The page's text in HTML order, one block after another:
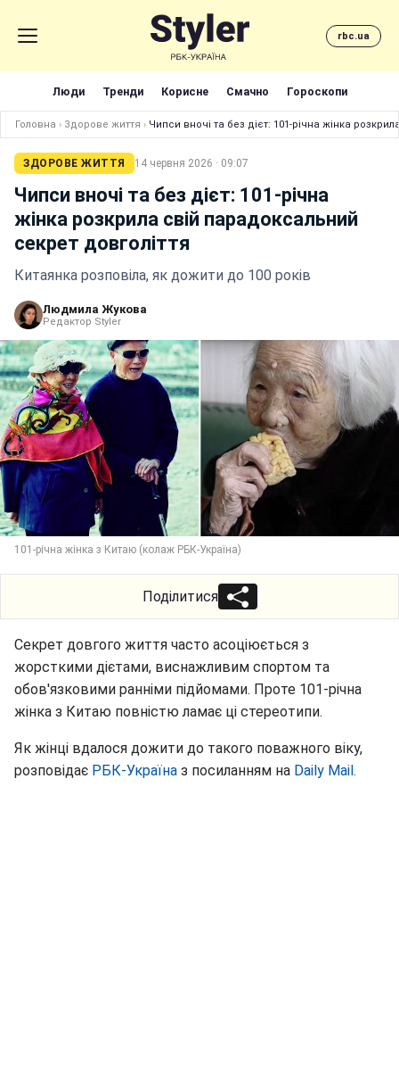
rbc.ua
Люди Тренди Корисне Смачно Гороскопи
Головна › Здорове життя › Чипси вночі та без дієт: 101-річна жінка
ЗДОРОВЕ ЖИТТЯ 14 червня 2026 · 09:07
Чипси вночі та без дієт: 101-річна
жінка розкрила свій парадоксальний
секрет довголіття
Китаянка розповіла, як дожити до 100 років
Людмила Жукова
Редактор Styler
101-річна жінка з Китаю (колаж РБК-Україна)
Поділитися
Секрет довгого життя часто асоціюється з
жорсткими дієтами, виснажливим спортом та
обов'язковими ранніми підйомами. Проте 101-річна
жінка з Китаю повністю ламає ці стереотипи.
Як жінці вдалося дожити до такого поважного віку,
розповідає РБК-Україна з посиланням на Daily Mail.